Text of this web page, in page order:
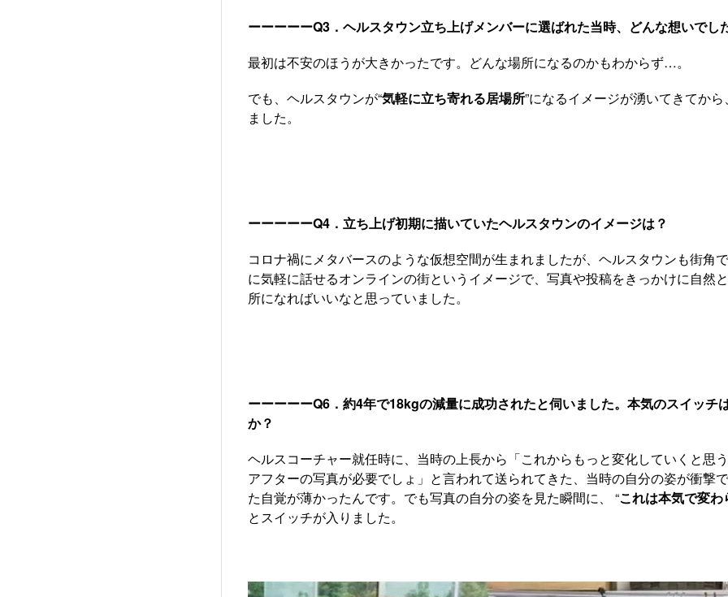
ーーーーーQ3．ヘルスタウン立ち上げメンバーに選ばれた当時、どんな想いでし
最初は不安のほうが大きかったです。どんな場所になるのかもわからず…。
でも、ヘルスタウンが“気軽に立ち寄れる居場所”になるイメージが湧いてきてか
ました。
ーーーーーQ4．立ち上げ初期に描いていたヘルスタウンのイメージは？
コロナ禍にメタバースのような仮想空間が生まれましたが、ヘルスタウンも街角
に気軽に話せるオンラインの街というイメージで、写真や投稿をきっかけに自然
所になればいいなと思っていました。
ーーーーーQ6．約4年で18kgの減量に成功されたと伺いました。本気のスイッチ
か？
ヘルスコーチャー就任時に、当時の上長から「これからもっと変化していくと思
アフターの写真が必要でしょ」と言われて送られてきた、当時の自分の姿が衝撃
た自覚が薄かったんです。でも写真の自分の姿を見た瞬間に、 “これは本気で変
とスイッチが入りました。